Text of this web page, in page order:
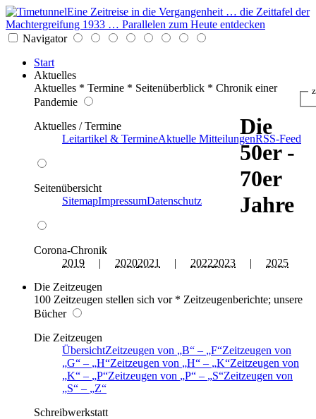
Eine Zeitreise in die Vergangenheit … die Zeittafel der
Machtergreifung 1933 … Parallelen zum Heute entdecken
Navigator
Start
Aktuelles
Aktuelles * Termine * Seitenüberblick * Chronik einer
Pandemie
Aktuelles / Termine
Leitartikel & TermineAktuelle MitteilungenRSS-Feed
Seitenübersicht
SitemapImpressumDatenschutz
Corona-Chronik
2019 | 20202021 | 20222023 | 2025
Die Zeitzeugen
100 Zeitzeugen stellen sich vor * Zeitzeugenberichte; unsere
Bücher
Die Zeitzeugen
ÜbersichtZeitzeugen von B – F Zeitzeugen von
G
– H Zeitzeugen von H – K Zeitzeugen von
K
– P Zeitzeugen von P – S Zeitzeugen von
S
–
Z
Schreibwerkstatt
Die
50er -
70er
Jahre